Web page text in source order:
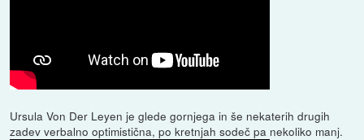
Ursula Von Der Leyen je glede gornjega in še nekaterih drugih
zadev verbalno optimistična, po kretnjah sodeč pa nekoliko manj.